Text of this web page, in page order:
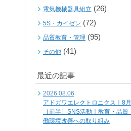
電気機械器具組立 (26)
5S・カイゼン (72)
品質教育・管理 (95)
その他 (41)
最近の記事
2026.08.06
アドガワエレクトロニクス｜8月
［前半］SNS活動｜教育・品質
働環境改善への取り組み